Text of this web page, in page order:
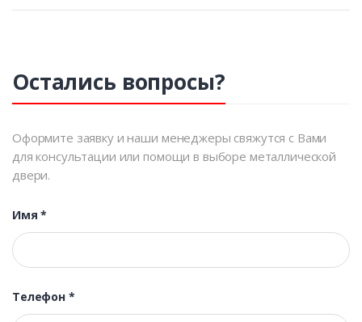
Остались вопросы?
Оформите заявку и наши менеджеры свяжутся с Вами
для консультации или помощи в выборе металлической
двери.
Имя*
Телефон *